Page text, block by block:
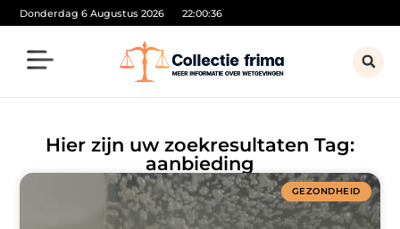
Donderdag 6 Augustus 2026 22:00:36
Hier zijn uw zoekresultaten Tag:
aanbieding
GEZONDHEID